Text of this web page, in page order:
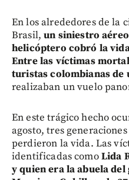
En los alrededores de la
Brasil,un siniestro
helicóptero cobró la
Entre las víctimas
turistas colombianas de
realizaban un vuelo
En este trágico hecho
agosto, tres
perdieron la vida. Las
identificadas comoLida
y quien era la abuela